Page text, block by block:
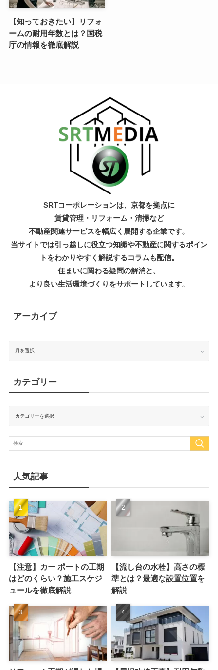
【知っておきたい】リフォ
ームの耐用年数とは？国税
庁の情報を徹底解説
SRTコーポレーションは、京都を拠点に
賃貸管理・リフォーム・清掃など
不動産関連サービスを幅広く展開する企業です。
当サイトでは引っ越しに役立つ知識や不動産に関するポイン
トをわかりやすく解説するコラムも配信。
住まいに関わる疑問の解消と、
より良い生活環境づくりをサポートしています。
アーカイブ
カテゴリー
ゴ
人気記事
【注意】カー ポートの工期
はどのくらい？施工スケジ
ュールを徹底解説
【流し台の水栓】高さの標
準とは？最適な設置位置を
解説